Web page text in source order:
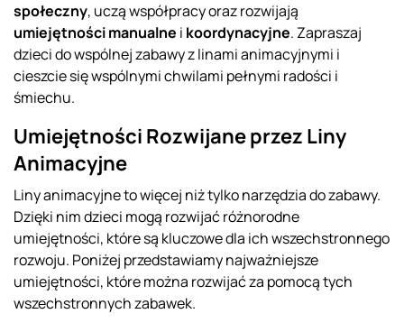
społeczny, uczą współpracy oraz rozwijają
umiejętności manualne i koordynacyjne. Zapraszaj
dzieci do wspólnej zabawy z linami animacyjnymi i
cieszcie się wspólnymi chwilami pełnymi radości i
śmiechu.
Umiejętności Rozwijane przez Liny
Animacyjne
Liny animacyjne to więcej niż tylko narzędzia do zabawy.
Dzięki nim dzieci mogą rozwijać różnorodne
umiejętności, które są kluczowe dla ich wszechstronnego
rozwoju. Poniżej przedstawiamy najważniejsze
umiejętności, które można rozwijać za pomocą tych
wszechstronnych zabawek.